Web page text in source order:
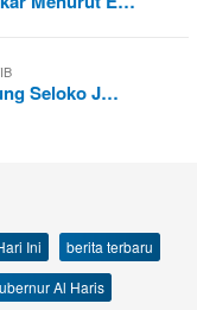
Seloko J…
Ini
berita terbaru
Al Haris